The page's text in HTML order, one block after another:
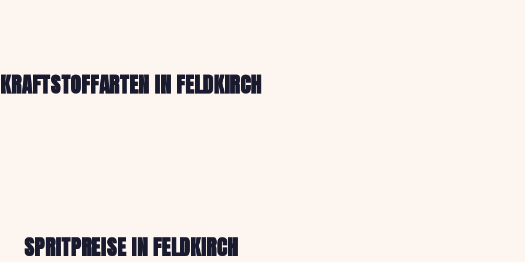
KRAFTSTOFFARTEN IN FELDKIRCH
SPRITPREISE IN FELDKIRCH